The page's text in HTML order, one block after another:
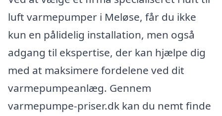
luft varmepumper i Meløse, får du ikke
kun en pålidelig installation, men også
adgang til ekspertise, der kan hjælpe dig
med at maksimere fordelene ved dit
varmepumpeanlæg. Gennem
varmepumpe-priser.dk kan du nemt finde